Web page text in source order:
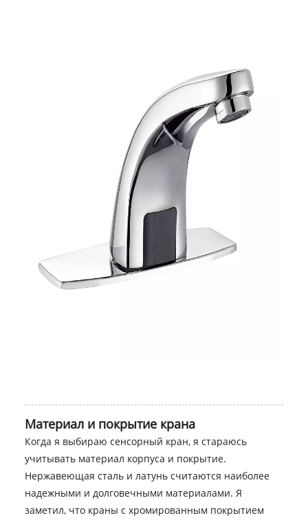
Материал и покрытие крана
Когда я выбираю сенсорный кран, я стараюсь
учитывать материал корпуса и покрытие.
Нержавеющая сталь и латунь считаются наиболее
надежными и долговечными материалами. Я
заметил, что краны с хромированным покрытием